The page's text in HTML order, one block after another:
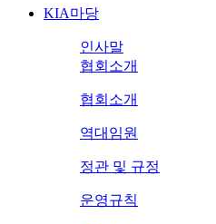
KIA마당
인사말
협회소개
협회소개
역대임원
정관 및 규정
운영규칙